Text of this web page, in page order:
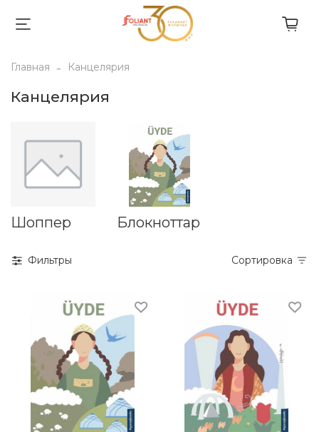
Главная Канцелярия
Канцелярия
Шоппер Блокноттар
Фильтры Сортировка